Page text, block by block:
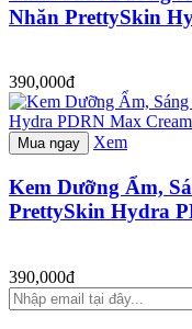
Nhăn PrettySkin
390,000đ
Mua ngay Xem
Kem Dưỡng Ẩm,
PrettySkin Hydra
390,000đ